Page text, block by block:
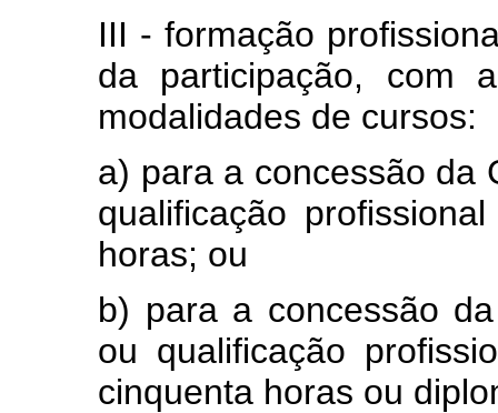
III - formação
da participação, com
modalidades de cursos:
a) para a concessão da
qualificação
horas; ou
b) para a concessão
ou qualificação
cinquenta horas ou